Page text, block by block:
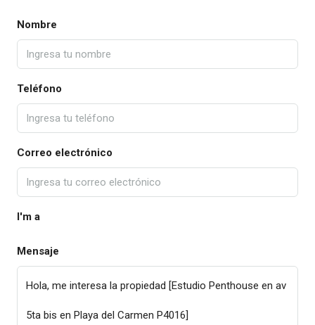
Nombre
Teléfono
Correo electrónico
I'm a
Mensaje